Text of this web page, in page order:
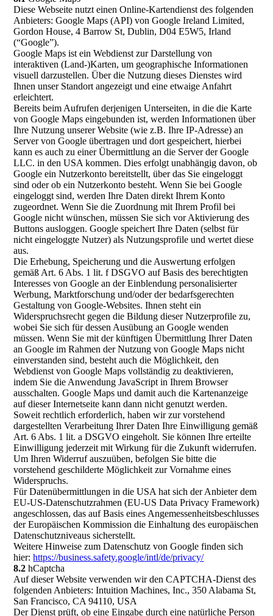
Diese Webseite nutzt einen Online-Kartendienst des folgenden
Anbieters: Google Maps (API) von Google Ireland Limited,
Gordon House, 4 Barrow St, Dublin, D04 E5W5, Irland
(“Google”).
Google Maps ist ein Webdienst zur Darstellung von
interaktiven (Land-)Karten, um geographische Informationen
visuell darzustellen. Über die Nutzung dieses Dienstes wird
Ihnen unser Standort angezeigt und eine etwaige Anfahrt
erleichtert.
Bereits beim Aufrufen derjenigen Unterseiten, in die die Karte
von Google Maps eingebunden ist, werden Informationen über
Ihre Nutzung unserer Website (wie z.B. Ihre IP-Adresse) an
Server von Google übertragen und dort gespeichert, hierbei
kann es auch zu einer Übermittlung an die Server der Google
LLC. in den USA kommen. Dies erfolgt unabhängig davon, ob
Google ein Nutzerkonto bereitstellt, über das Sie eingeloggt
sind oder ob ein Nutzerkonto besteht. Wenn Sie bei Google
eingeloggt sind, werden Ihre Daten direkt Ihrem Konto
zugeordnet. Wenn Sie die Zuordnung mit Ihrem Profil bei
Google nicht wünschen, müssen Sie sich vor Aktivierung des
Buttons ausloggen. Google speichert Ihre Daten (selbst für
nicht eingeloggte Nutzer) als Nutzungsprofile und wertet diese
aus.
Die Erhebung, Speicherung und die Auswertung erfolgen
gemäß Art. 6 Abs. 1 lit. f DSGVO auf Basis des berechtigten
Interesses von Google an der Einblendung personalisierter
Werbung, Marktforschung und/oder der bedarfsgerechten
Gestaltung von Google-Websites. Ihnen steht ein
Widerspruchsrecht gegen die Bildung dieser Nutzerprofile zu,
wobei Sie sich für dessen Ausübung an Google wenden
müssen. Wenn Sie mit der künftigen Übermittlung Ihrer Daten
an Google im Rahmen der Nutzung von Google Maps nicht
einverstanden sind, besteht auch die Möglichkeit, den
Webdienst von Google Maps vollständig zu deaktivieren,
indem Sie die Anwendung JavaScript in Ihrem Browser
ausschalten. Google Maps und damit auch die Kartenanzeige
auf dieser Internetseite kann dann nicht genutzt werden.
Soweit rechtlich erforderlich, haben wir zur vorstehend
dargestellten Verarbeitung Ihrer Daten Ihre Einwilligung gemäß
Art. 6 Abs. 1 lit. a DSGVO eingeholt. Sie können Ihre erteilte
Einwilligung jederzeit mit Wirkung für die Zukunft widerrufen.
Um Ihren Widerruf auszuüben, befolgen Sie bitte die
vorstehend geschilderte Möglichkeit zur Vornahme eines
Widerspruchs.
Für Datenübermittlungen in die USA hat sich der Anbieter dem
EU-US-Datenschutzrahmen (EU-US Data Privacy Framework)
angeschlossen, das auf Basis eines Angemessenheitsbeschlusses
der Europäischen Kommission die Einhaltung des europäischen
Datenschutzniveaus sicherstellt.
Weitere Hinweise zum Datenschutz von Google finden sich
hier:https://business.safety.google/intl/de/privacy/
8.2 hCaptcha
Auf dieser Website verwenden wir den CAPTCHA-Dienst des
folgenden Anbieters: Intuition Machines, Inc., 350 Alabama St,
San Francisco, CA 94110, USA
Der Dienst prüft, ob eine Eingabe durch eine natürliche Person